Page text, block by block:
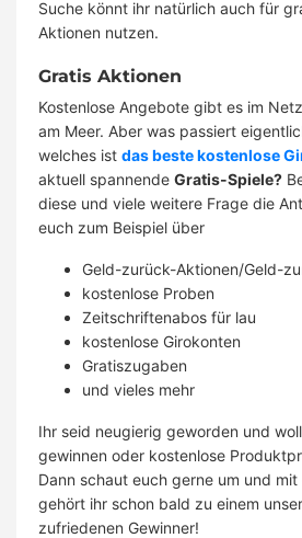
Suche könnt ihr natürlich auch für
Aktionen nutzen.
Gratis Aktionen
Kostenlose Angebote gibt es im
am Meer. Aber was passiert
welches ist das beste kostenlose
aktuell spannende Gratis-Spiele?
diese und viele weitere Frage die
euch zum Beispiel über
Geld-zurück-Aktionen/Geld-
kostenlose Proben
Zeitschriftenabos für lau
kostenlose Girokonten
Gratiszugaben
und vieles mehr
Ihr seid neugierig geworden und
gewinnen oder kostenlose
Dann schaut euch gerne um und
gehört ihr schon bald zu einem
zufriedenen Gewinner!